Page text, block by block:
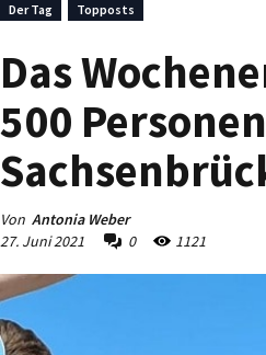
Der Tag Topposts
Das
500
Von Antonia Weber
27. Juni 2021
0 1121